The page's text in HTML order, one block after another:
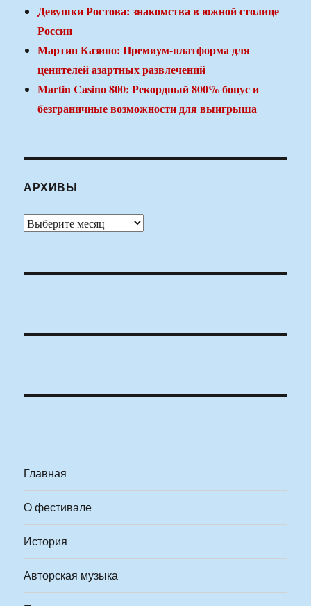
Девушки Ростова: знакомства в южной столице
России
Мартин Казино: Премиум-платформа для
ценителей азартных развлечений
Martin Casino 800: Рекордный 800% бонус и
безграничные возможности для выигрыша
АРХИВЫ
Архивы
Главная
О фестивале
История
Авторская музыка